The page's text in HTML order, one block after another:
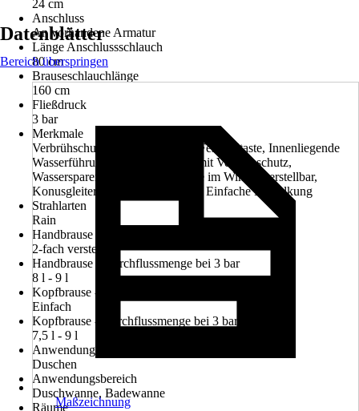
24 cm
Anschluss
An vorhandene Armatur
Länge Anschlussschlauch
80 cm
Brauseschlauchlänge
160 cm
Fließdruck
3 bar
Merkmale
Verbrühschutz, Konusgleiter mit Feststelltaste, Innenliegende
Wasserführung, Brauseschlauch mit Verdrehschutz,
Wassersparend (Eco), Kopfbrause im Winkel verstellbar,
Konusgleiter mit Dreharretierung, Einfache Entkalkung
Strahlarten
Rain
Handbrause - Anzahl Strahlarten
2-fach verstellbar
Handbrause - Durchflussmenge bei 3 bar
8 l - 9 l
Kopfbrause - Anzahl Strahlarten
Einfach
Kopfbrause - Durchflussmenge bei 3 bar
7,5 l - 9 l
Anwendung
Duschen
Anwendungsbereich
Duschwanne, Badewanne
Räume
Datenblätter
Bereich überspringen
Maßzeichnung